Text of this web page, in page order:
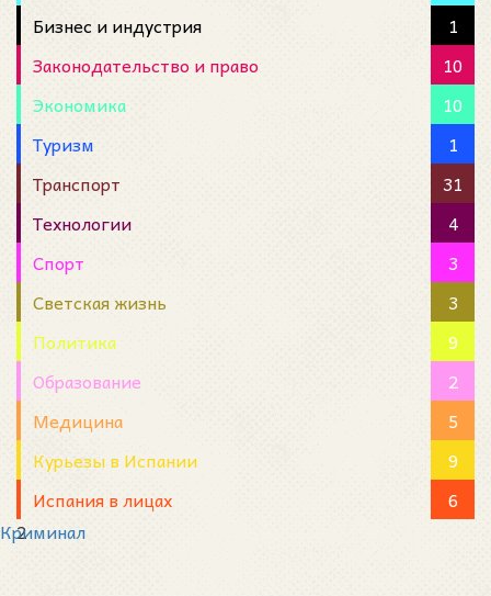
Бизнес и индустрия
1
Законодательство и право
10
Экономика
10
Туризм
1
Транспорт
31
Технологии
4
Спорт
3
Светская жизнь
3
Политика
9
Образование
2
Медицина
5
Курьезы в Испании
9
Испания в лицах
6
Криминал
2